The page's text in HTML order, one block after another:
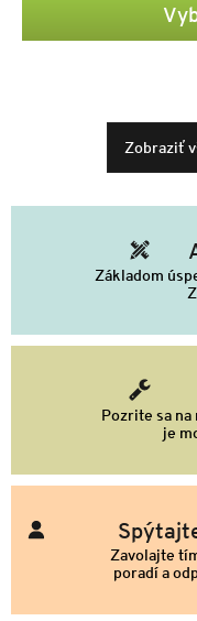
Zobraziť
Základom
Pozrite sa
je
Zavolajte
poradí a